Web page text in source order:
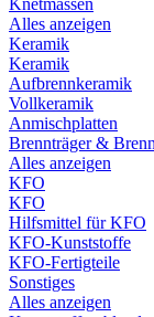
Knetmassen
Alles anzeigen
Keramik
Keramik
Aufbrennkeramik
Vollkeramik
Anmischplatten
Brennträger &
Alles anzeigen
KFO
KFO
Hilfsmittel für KFO
KFO-Kunststoffe
KFO-Fertigteile
Sonstiges
Alles anzeigen